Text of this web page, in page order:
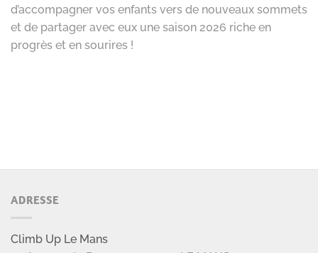
d’accompagner vos enfants vers de nouveaux sommets
et de partager avec eux une saison 2026 riche en
progrès et en sourires !
ADRESSE
Climb Up Le Mans